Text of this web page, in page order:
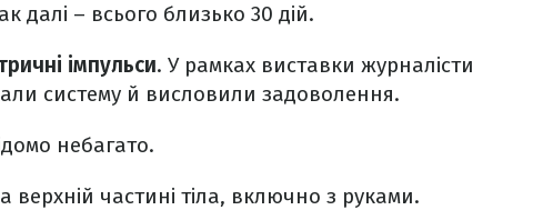
далі – всього близько 30 дій.
імпульси. У рамках виставки журналісти
систему й висловили задоволення.
небагато.
верхній частині тіла, включно з руками.